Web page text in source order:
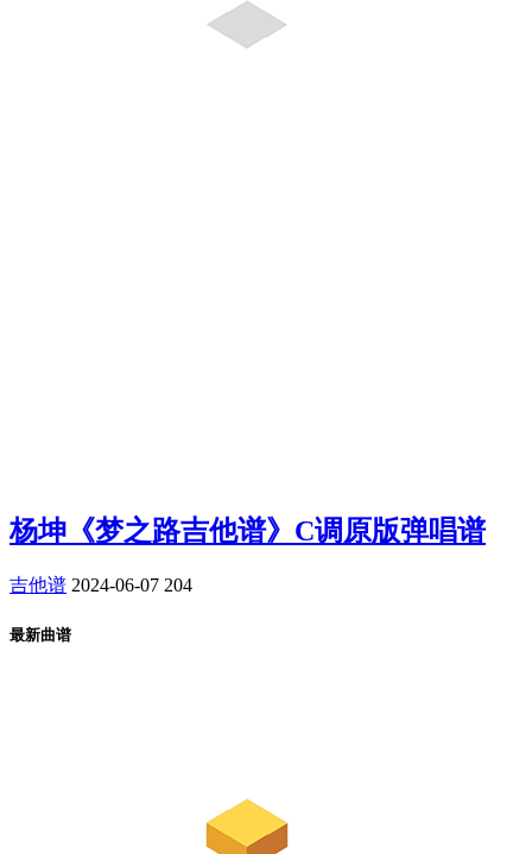
杨坤《梦之路吉他谱》C调原版弹唱谱
吉他谱 2024-06-07 204
最新曲谱